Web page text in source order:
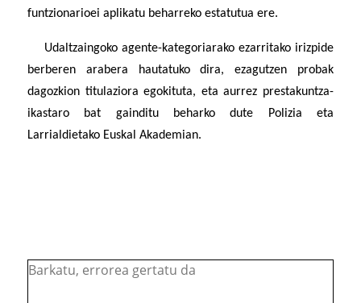
funtzionarioei aplikatu beharreko estatutua ere.
Udaltzaingoko agente-kategoriarako ezarritako irizpide
berberen arabera hautatuko dira, ezagutzen probak
dagozkion titulaziora egokituta, eta aurrez prestakuntza-
ikastaro bat gainditu beharko dute Polizia eta
Larrialdietako Euskal Akademian.
Barkatu, errorea gertatu da